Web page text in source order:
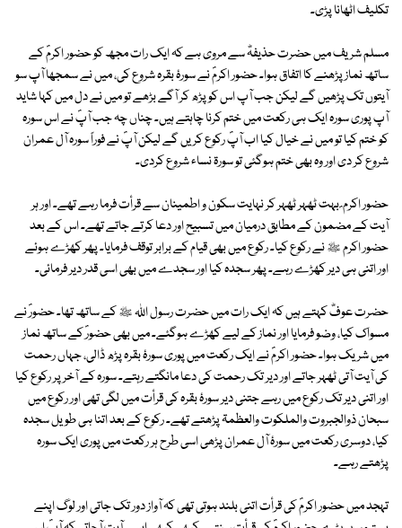
تکلیف اٹھانا پڑی۔
مسلم شریف میں حضرت حذیفہؓ سے مروی ہے کہ ایک رات مجھ کو حضور اکرمؐ کے
ساتھ نماز پڑھنے کا اتفاق ہوا۔ حضور اکرمؐ نے سورۂ بقرہ شروع کی، میں نے سمجھا آپ سو
آیتوں تک پڑھیں گے لیکن جب آپ اس کو پڑھ کر آگے بڑھے تو میں نے دل میں کہا شاید
آپ پوری سورہ ایک ہی رکعت میں ختم کرنا چاہتے ہیں۔ چناں چہ جب آپؐ نے اس سورہ
کو ختم کیا تو میں نے خیال کیا اب آپؐ رکوع کریں گے لیکن آپؐ نے فوراً سورہ آل عمران
شروع کر دی اور وہ بھی ختم ہوگئی تو سورۃ نساء شروع کردی۔
حضور اکرم ؐ بہت ٹھہر ٹھہر کر نہایت سکون و اطمینان سے قرأت فرما رہے تھے۔ اور ہر
آیت کے مضمون کے مطابق درمیان میں تسبیح اور دعا کرتے جاتے تھے۔ اس کے بعد
حضور اکرم ﷺ نے رکوع کیا۔ رکوع میں بھی قیام کے برابر توقف فرمایا۔ پھر کھڑے ہوئے
اور اتنی ہی دیر کھڑے رہے۔ پھر سجدہ کیا اور سجدے میں بھی اسی قدر دیر فرمائی۔
حضرت عوفؓ کہتے ہیں کہ ایک رات میں حضرت رسول اللہ ﷺ کے ساتھ تھا۔ حضورؐ نے
مسواک کیا، وضو فرمایا اور نماز کے لیے کھڑے ہوگئے۔ میں بھی حضورؐ کے ساتھ نماز
میں شریک ہوا۔ حضور اکرمؐ نے ایک رکعت میں پوری سورۂ بقرہ پڑھ ڈالی، جہاں رحمت
کی آیت آتی ٹھہر جاتے اور دیر تک رحمت کی دعا مانگتے رہتے۔ سورہ کے آخر پر رکوع کیا
اور اتنی دیر تک رکوع میں رہے جتنی دیر سورۂ بقرہ کی قرأت میں لگی تھی اور رکوع میں
سبحان ذوالجبروت والملکوت والعظمۃ پڑھتے تھے۔ رکوع کے بعد اتنا ہی طویل سجدہ
کیا، دوسری رکعت میں سورۂ آل عمران پڑھی اسی طرح ہر رکعت میں پوری ایک سورہ
پڑھتے رہے۔
تہجد میں حضور اکرمؐ کی قرأت اتنی بلند ہوتی تھی کہ آواز دور تک جاتی اور لوگ اپنے